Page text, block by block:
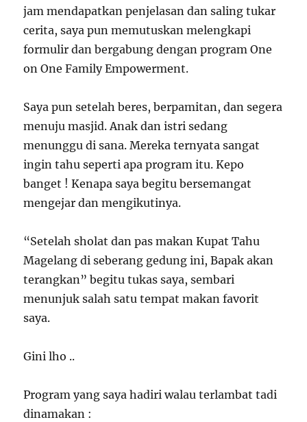
jam mendapatkan penjelasan dan saling tukar
cerita, saya pun memutuskan melengkapi
formulir dan bergabung dengan program One
on One Family Empowerment.
Saya pun setelah beres, berpamitan, dan segera
menuju masjid. Anak dan istri sedang
menunggu di sana. Mereka ternyata sangat
ingin tahu seperti apa program itu. Kepo
banget ! Kenapa saya begitu bersemangat
mengejar dan mengikutinya.
“Setelah sholat dan pas makan Kupat Tahu
Magelang di seberang gedung ini, Bapak akan
terangkan” begitu tukas saya, sembari
menunjuk salah satu tempat makan favorit
saya.
Gini lho ..
Program yang saya hadiri walau terlambat tadi
dinamakan :